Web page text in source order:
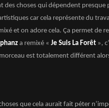
des choses qui dépendent presque
car cela représente du
et on adore cela. Ça permet de
a remixé « Je Suis La Forêt »,
est totalement différent
que cela aurait fait péter